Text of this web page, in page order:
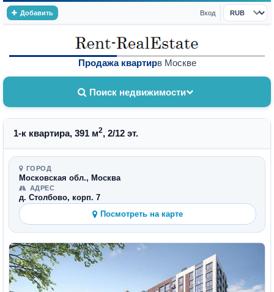
Добавить Вход
Валюта
Продажа квартирв Москве
Поиск недвижимости
1-к квартира, 391 м2, 2/12 эт.
ГОРОД
Московская обл., Москва
АДРЕС
д. Столбово, корп. 7
Посмотреть на карте